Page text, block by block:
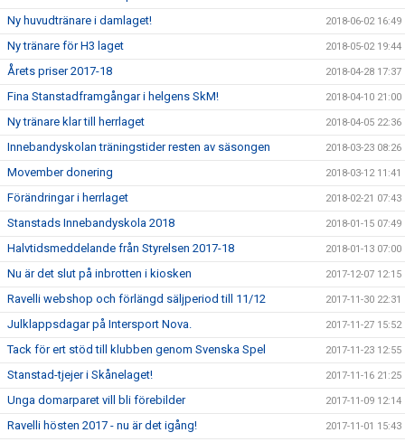
Ny huvudtränare i damlaget! 2018-06-02 16:49
Ny tränare för H3 laget 2018-05-02 19:44
Årets priser 2017-18 2018-04-28 17:37
Fina Stanstadframgångar i helgens SkM! 2018-04-10 21:00
Ny tränare klar till herrlaget 2018-04-05 22:36
Innebandyskolan träningstider resten av säsongen 2018-03-23 08:26
Movember donering 2018-03-12 11:41
Förändringar i herrlaget 2018-02-21 07:43
Stanstads Innebandyskola 2018 2018-01-15 07:49
Halvtidsmeddelande från Styrelsen 2017-18 2018-01-13 07:00
Nu är det slut på inbrotten i kiosken 2017-12-07 12:15
Ravelli webshop och förlängd säljperiod till 11/12 2017-11-30 22:31
Julklappsdagar på Intersport Nova. 2017-11-27 15:52
Tack för ert stöd till klubben genom Svenska Spel 2017-11-23 12:55
Stanstad-tjejer i Skånelaget! 2017-11-16 21:25
Unga domarparet vill bli förebilder 2017-11-09 12:14
Ravelli hösten 2017 - nu är det igång! 2017-11-01 15:43